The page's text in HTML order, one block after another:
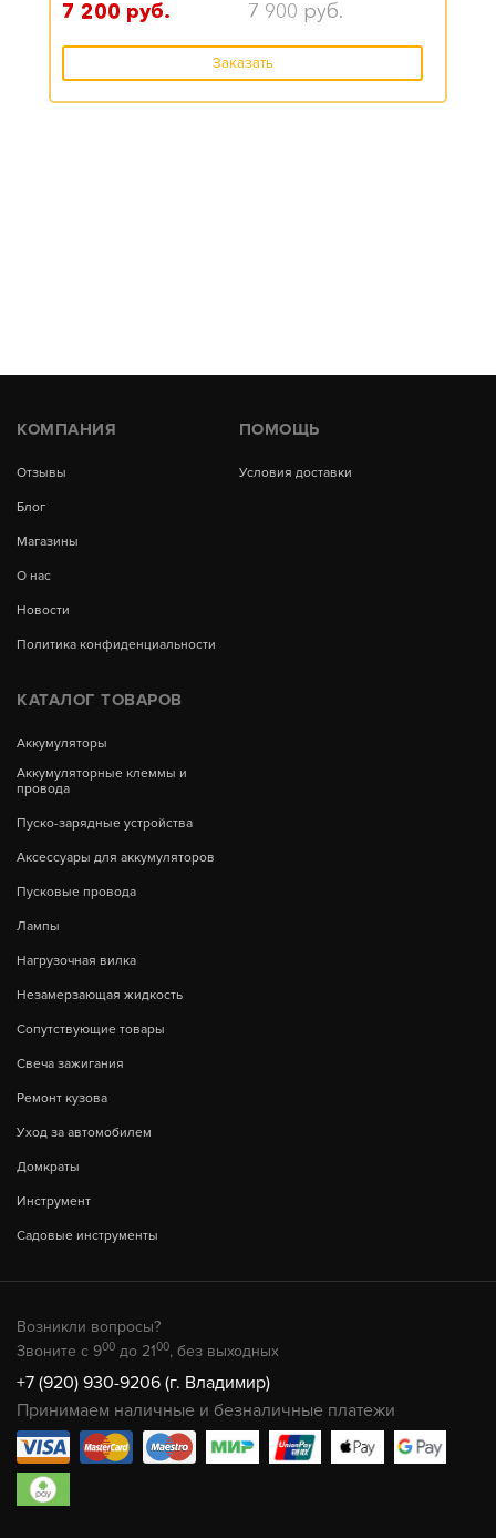
7 200 руб. 7 900 руб.
Заказать
КОМПАНИЯ
Отзывы
Блог
Магазины
О нас
Новости
Политика конфиденциальности
ПОМОЩЬ
Условия доставки
КАТАЛОГ ТОВАРОВ
Аккумуляторы
Аккумуляторные клеммы и
провода
Пуско-зарядные устройства
Аксессуары для аккумуляторов
Пусковые провода
Лампы
Нагрузочная вилка
Незамерзающая жидкость
Сопутствующие товары
Свеча зажигания
Ремонт кузова
Уход за автомобилем
Домкраты
Инструмент
Садовые инструменты
Возникли вопросы?
Звоните с 900 до 2100, без выходных
+7 (920) 930-9206 (г. Владимир)
Принимаем наличные и безналичные платежи